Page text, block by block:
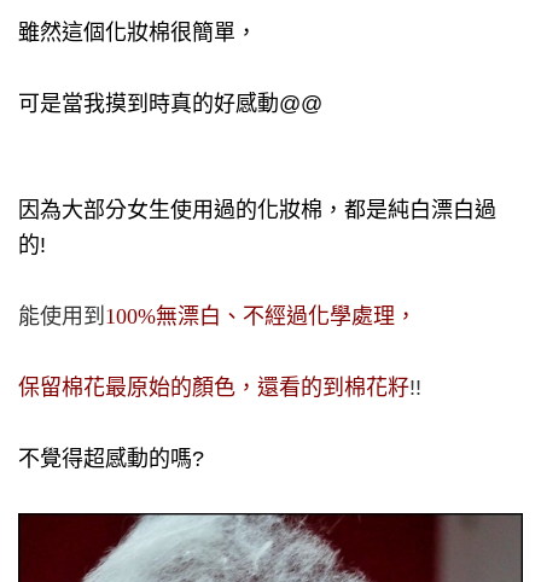
雖然這個化妝棉很簡單，
可是當我摸到時真的好感動@@
因為大部分女生使用過的化妝棉，都是純白漂白過
的!
能使用到 100%無漂白、不經過化學處理，
保留棉花最原始的顏色，還看的到棉花籽!!
不覺得超感動的嗎?